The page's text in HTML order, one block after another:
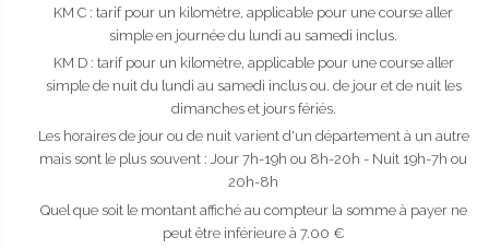
KM C : tarif pour un kilomètre, applicable pour une course aller
simple en journée du lundi au samedi inclus.
KM D : tarif pour un kilomètre, applicable pour une course aller
simple de nuit du lundi au samedi inclus ou. de jour et de nuit les
dimanches et jours fériés.
Les horaires de jour ou de nuit varient d'un département à un autre
mais sont le plus souvent : Jour 7h-19h ou 8h-20h - Nuit 19h-7h ou
20h-8h
Quel que soit le montant affiché au compteur la somme à payer ne
peut être inférieure à 7.00 €